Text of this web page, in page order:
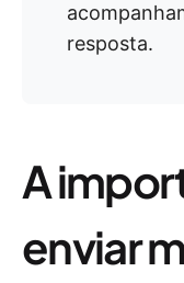
resposta.
A
enviar